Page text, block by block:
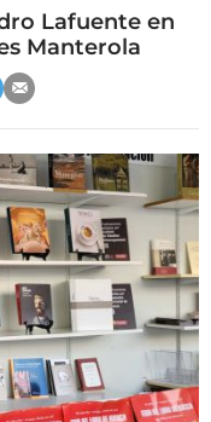
Lafuente en
Manterola